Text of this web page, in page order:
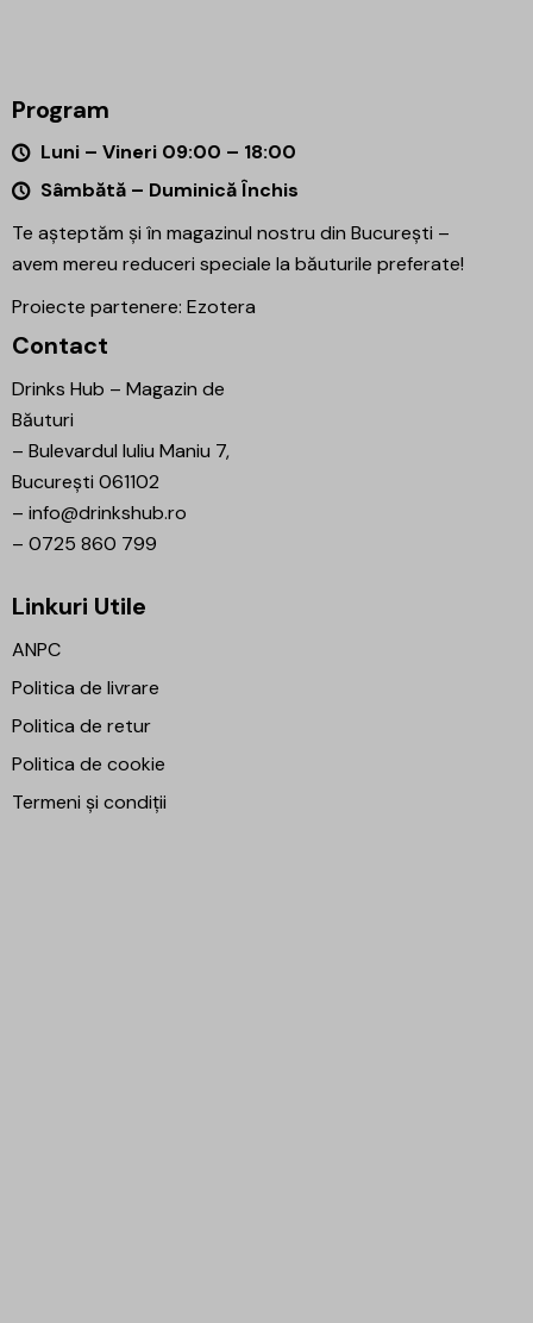
Program
Luni – Vineri 09:00 – 18:00
Sâmbătă – Duminică Închis
Te așteptăm și în magazinul nostru din București –
avem mereu reduceri speciale la băuturile preferate!
Proiecte partenere: Ezotera
Contact
Drinks Hub – Magazin de
Băuturi
– Bulevardul Iuliu Maniu 7,
București 061102
– info@drinkshub.ro
– 0725 860 799
Linkuri Utile
ANPC
Politica de livrare
Politica de retur
Politica de cookie
Termeni și condiții